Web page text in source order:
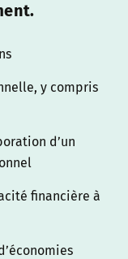
y compris
d’un
financière à